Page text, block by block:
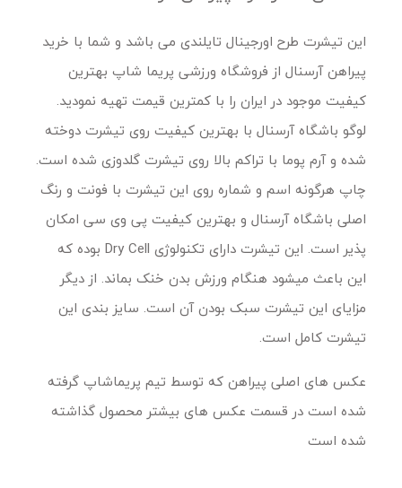
این تیشرت طرح اورجینال تایلندی می باشد و شما با خرید
پیراهن آرسنال از فروشگاه ورزشی پریما شاپ بهترین
کیفیت موجود در ایران را با کمترین قیمت تهیه نمودید.
لوگو باشگاه آرسنال با بهترین کیفیت روی تیشرت دوخته
شده و آرم پوما با تراکم بالا روی تیشرت گلدوزی شده است.
چاپ هرگونه اسم و شماره روی این تیشرت با فونت و رنگ
اصلی باشگاه آرسنال و بهترین کیفیت پی وی سی امکان
پذیر است. این تیشرت دارای تکنولوژی Dry Cell بوده که
این باعث میشود هنگام ورزش بدن خنک بماند. از دیگر
مزایای این تیشرت سبک بودن آن است. سایز بندی این
تیشرت کامل است.
عکس های اصلی پیراهن که توسط تیم پریماشاپ گرفته
شده است در قسمت عکس های بیشتر محصول گذاشته
شده است